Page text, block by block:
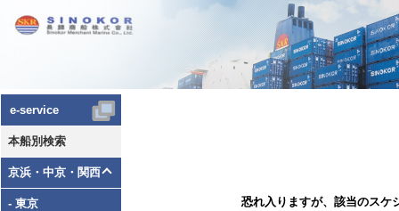
e-service
本船別検索
京浜・中京・関西
- 東京 恐れ入りますが、該当のスケ